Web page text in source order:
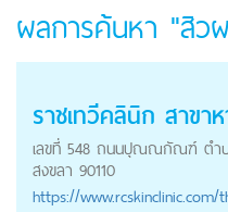
ผลการค้นหา "สิว
ราชเทวีคลินิก สาขา
เลขที่ 548 ถนนปุณณกัณฑ์ ตำ
สงขลา 90110
https://www.rcskinclinic.com/